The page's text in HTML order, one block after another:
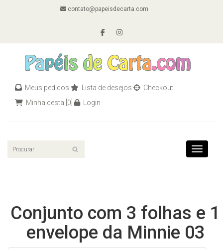
contato@papeisdecarta.com
Meus pedidos Lista de desejos
Checkout
Minha cesta [0] Login
Toggle
Conjunto com 3 folhas e 1
envelope da Minnie 03